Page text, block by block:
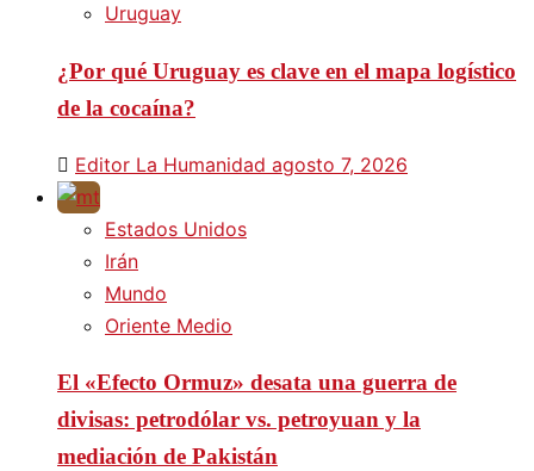
Uruguay
¿Por qué Uruguay es clave en el mapa logístico
de la cocaína?
Editor La Humanidad agosto 7, 2026
Estados Unidos
Irán
Mundo
Oriente Medio
El «Efecto Ormuz» desata una guerra de
divisas: petrodólar vs. petroyuan y la
mediación de Pakistán